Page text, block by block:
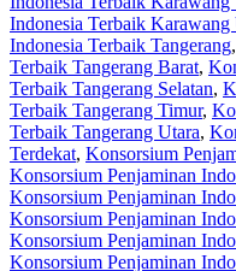
Indonesia Terbaik Karawang
Indonesia Terbaik Tangerang,
Terbaik Tangerang Barat,
Terbaik Tangerang Selatan,
Terbaik Tangerang Timur,
Terbaik Tangerang Utara,
Terdekat, Konsorsium
Konsorsium Penjaminan
Konsorsium Penjaminan
Konsorsium Penjaminan
Konsorsium Penjaminan
Konsorsium Penjaminan